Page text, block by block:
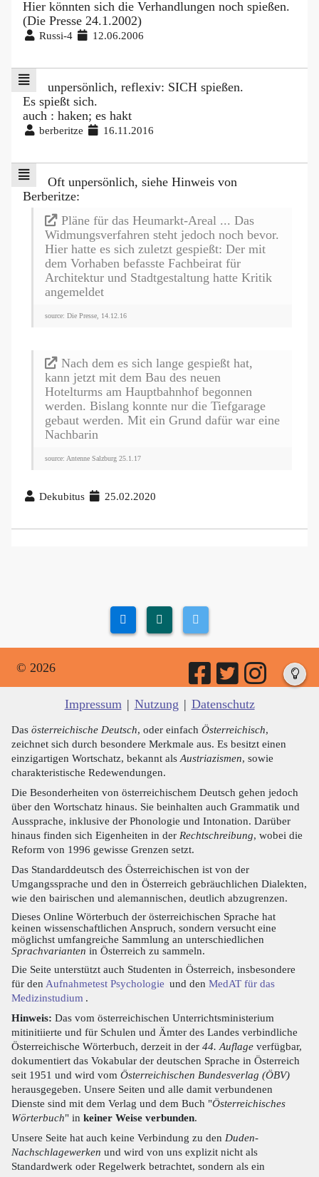
Hier könnten sich die Verhandlungen noch spießen.
(Die Presse 24.1.2002)
Russi-4 12.06.2006
unpersönlich, reflexiv: SICH spießen.
Es spießt sich.
auch : haken; es hakt
berberitze 16.11.2016
Oft unpersönlich, siehe Hinweis von
Berberitze:
Pläne für das Heumarkt-Areal ... Das
Widmungsverfahren steht jedoch noch bevor.
Hier hatte es sich zuletzt gespießt: Der mit
dem Vorhaben befasste Fachbeirat für
Architektur und Stadtgestaltung hatte Kritik
angemeldet
source: Die Presse, 14.12.16
Nach dem es sich lange gespießt hat,
kann jetzt mit dem Bau des neuen
Hotelturms am Hauptbahnhof begonnen
werden. Bislang konnte nur die Tiefgarage
gebaut werden. Mit ein Grund dafür war eine
Nachbarin
source: Antenne Salzburg 25.1.17
Dekubitus 25.02.2020
© 2026
Impressum | Nutzung | Datenschutz
Das österreichische Deutsch, oder einfach Österreichisch,
zeichnet sich durch besondere Merkmale aus. Es besitzt einen
einzigartigen Wortschatz, bekannt als Austriazismen, sowie
charakteristische Redewendungen.
Die Besonderheiten von österreichischem Deutsch gehen jedoch
über den Wortschatz hinaus. Sie beinhalten auch Grammatik und
Aussprache, inklusive der Phonologie und Intonation. Darüber
hinaus finden sich Eigenheiten in der Rechtschreibung, wobei die
Reform von 1996 gewisse Grenzen setzt.
Das Standarddeutsch des Österreichischen ist von der
Umgangssprache und den in Österreich gebräuchlichen Dialekten,
wie den bairischen und alemannischen, deutlich abzugrenzen.
Dieses Online Wörterbuch der österreichischen Sprache hat
keinen wissenschaftlichen Anspruch, sondern versucht eine
möglichst umfangreiche Sammlung an unterschiedlichen
Sprachvarianten in Österreich zu sammeln.
Die Seite unterstützt auch Studenten in Österreich, insbesondere
für den Aufnahmetest Psychologie und den MedAT für das
Medizinstudium .
Hinweis: Das vom österreichischen Unterrichtsministerium
mitinitiierte und für Schulen und Ämter des Landes verbindliche
Österreichische Wörterbuch, derzeit in der 44. Auflage verfügbar,
dokumentiert das Vokabular der deutschen Sprache in Österreich
seit 1951 und wird vom Österreichischen Bundesverlag (ÖBV)
herausgegeben. Unsere Seiten und alle damit verbundenen
Dienste sind mit dem Verlag und dem Buch "Österreichisches
Wörterbuch" in keiner Weise verbunden.
Unsere Seite hat auch keine Verbindung zu den Duden-
Nachschlagewerken und wird von uns explizit nicht als
Standardwerk oder Regelwerk betrachtet, sondern als ein